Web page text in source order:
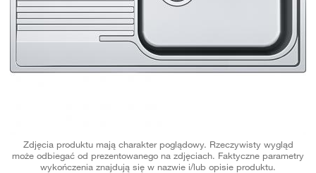
Zdjęcia produktu mają charakter poglądowy. Rzeczywisty wygląd
może odbiegać od prezentowanego na zdjęciach. Faktyczne parametry
wykończenia znajdują się w nazwie i/lub opisie produktu.